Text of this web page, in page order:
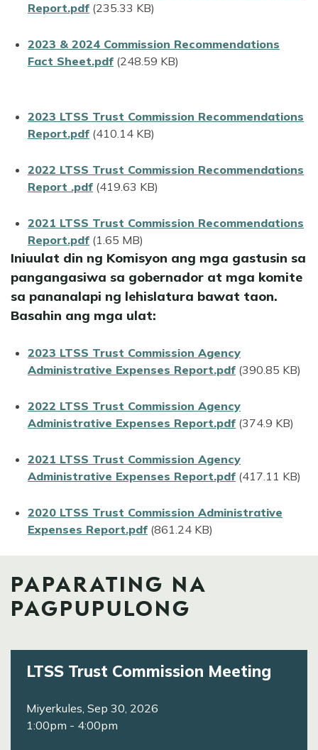
Report.pdf (235.33 KB)
File
2023 & 2024 Commission Recommendations
Fact Sheet.pdf (248.59 KB)
File
2023 LTSS Trust Commission Recommendations
Report.pdf (410.14 KB)
File
2022 LTSS Trust Commission Recommendations
Report .pdf (419.63 KB)
File
2021 LTSS Trust Commission Recommendations
Report.pdf (1.65 MB)
Iniuulat din ng Komisyon ang mga gastusin sa
pangangasiwa sa gobernador at mga komite
sa pananalapi ng lehislatura bawat taon.
Basahin ang mga ulat:
File
2023 LTSS Trust Commission Agency
Administrative Expenses Report.pdf (390.85 KB)
File
2022 LTSS Trust Commission Agency
Administrative Expenses Report.pdf (374.9 KB)
File
2021 LTSS Trust Commission Agency
Administrative Expenses Report.pdf (417.11 KB)
File
2020 LTSS Trust Commission Administrative
Expenses Report.pdf (861.24 KB)
PAPARATING NA
PAGPUPULONG
LTSS Trust Commission Meeting
Miyerkules, Sep 30, 2026
1:00pm - 4:00pm